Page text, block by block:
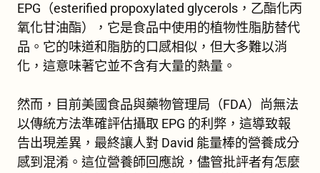
EPG（esterified propoxylated glycerols，乙酯化丙
氧化甘油酯），它是食品中使用的植物性脂肪替代
品。它的味道和脂肪的口感相似，但大多難以消
化，這意味著它並不含有大量的熱量。
然而，目前美國食品與藥物管理局（FDA）尚無法
以傳統方法準確評估攝取 EPG 的利弊，這導致報
告出現差異，最終讓人對 David 能量棒的營養成分
感到混淆。這位營養師回應說，儘管批評者有怎麼